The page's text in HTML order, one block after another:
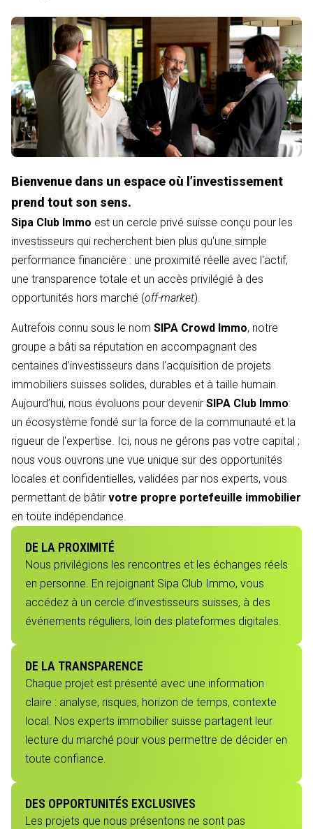
Bienvenue dans un espace où l’investissement
prend tout son sens.
Sipa Club Immo est un cercle privé suisse conçu pour les
investisseurs qui recherchent bien plus qu'une simple
performance financière : une proximité réelle avec l'actif,
une transparence totale et un accès privilégié à des
opportunités hors marché (off-market).
Autrefois connu sous le nom SIPA Crowd Immo, notre
groupe a bâti sa réputation en accompagnant des
centaines d'investisseurs dans l'acquisition de projets
immobiliers suisses solides, durables et à taille humain.
Aujourd’hui, nous évoluons pour devenir SIPA Club Immo:
un écosystème fondé sur la force de la communauté et la
rigueur de l'expertise. Ici, nous ne gérons pas votre capital ;
nous vous ouvrons une vue unique sur des opportunités
locales et confidentielles, validées par nos experts, vous
permettant de bâtir votre propre portefeuille immobilier
en toute indépendance.
DE LA PROXIMITÉ
Nous privilégions les rencontres et les échanges réels
en personne. En rejoignant Sipa Club Immo, vous
accédez à un cercle d’investisseurs suisses, à des
événements réguliers, loin des plateformes digitales.
DE LA TRANSPARENCE
Chaque projet est présenté avec une information
claire : analyse, risques, horizon de temps, contexte
local. Nos experts immobilier suisse partagent leur
lecture du marché pour vous permettre de décider en
toute confiance.
DES OPPORTUNITÉS EXCLUSIVES
Les projets que nous présentons ne sont pas